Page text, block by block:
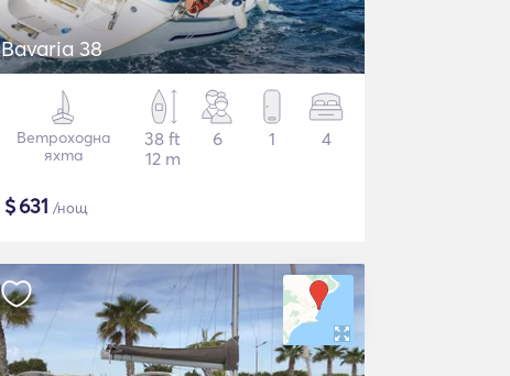
Bavaria 38
Ветроходна
яхта
38 ft
12 m
6 1 4
$631 /нощ